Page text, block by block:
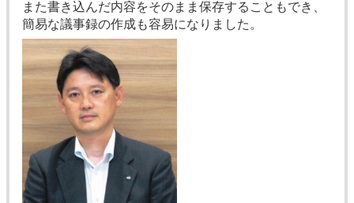
また書き込んだ内容をそのまま保存することもでき、
簡易な議事録の作成も容易になりました。